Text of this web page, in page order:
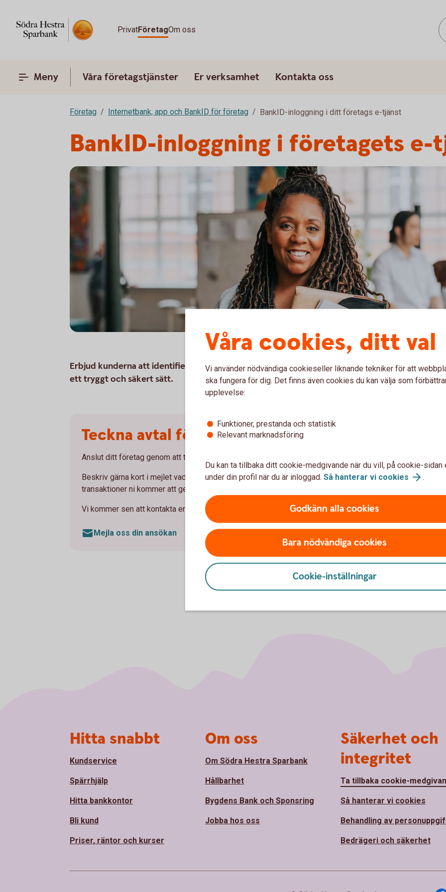
PrivatFöretagOm oss
Meny Våra företagstjänster Er verksamhet Kontakta oss
Företag Internetbank, app och BankID för företag BankID-inloggning i ditt företags e-tjänst
BankID-inloggning i företagets e-
Erbjud kunderna att identifiera sig eller skriva under med BankID i företagets e-tjänst – på
ett tryggt och säkert sätt.
Teckna avtal för BankID-inloggning i företagets
Anslut ditt företag genom att teckna avtal för BankID via mejl.
Beskriv gärna kort i mejlet vad ni vill använda BankID till och en uppskattning hur många
transaktioner ni kommer att genomföra per år.
Vi kommer sen att kontakta er med förslag på hur vi kan hjälpa ditt företag på bästa sätt.
Mejla oss din ansökan
Våra cookies, ditt val
Vi använder nödvändiga cookieseller liknande tekniker för att
ska fungera för dig. Det finns även cookies du kan välja som
upplevelse:
Funktioner, prestanda och statistik
Relevant marknadsföring
Du kan ta tillbaka ditt cookie-medgivande när du vill, på cookie-sidan
under din profil när du är inloggad. Så hanterar vi cookies .
Godkänn alla cookies
Bara nödvändiga cookies
Cookie-inställningar
Hitta snabbt
Kundservice
Spärrhjälp
Hitta bankkontor
Bli kund
Priser, räntor och kurser
Om oss
Om Södra Hestra Sparbank
Hållbarhet
Bygdens Bank och Sponsring
Jobba hos oss
Säkerhet och
integritet
Ta tillbaka cookie-
Så hanterar vi cookies
Behandling av
Bedrägeri och säkerhet